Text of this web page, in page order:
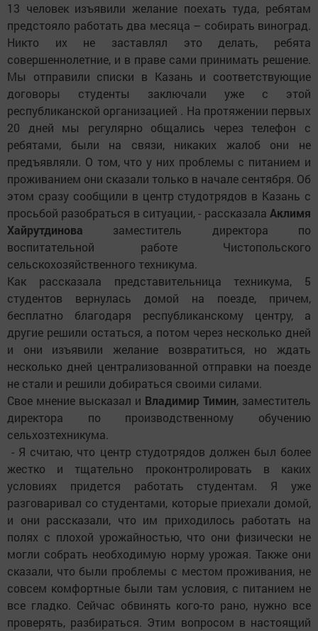
13 человек изъявили желание поехать туда, ребятам
предстояло работать два месяца – собирать виноград.
Никто их не заставлял это делать, ребята
совершеннолетние, и в праве сами принимать решение.
Мы отправили списки в Казань и соответствующие
договоры студенты заключали уже с этой
республиканской организацией . На протяжении первых
20 дней мы регулярно общались через телефон с
ребятами, были на связи, никаких жалоб они не
предъявляли. О том, что у них проблемы с питанием и
проживанием они сказали только в начале сентября. Об
этом сразу сообщили в центр студотрядов в Казань с
просьбой разобраться в ситуации, - рассказала Аклимя
Хайрутдинова заместитель директора по
воспитательной работе Чистопольского
сельскохозяйственного техникума.
Как рассказала представительница техникума, 5
студентов вернулась домой на поезде, причем,
бесплатно благодаря республиканскому центру, а
другие решили остаться, а потом через несколько дней
и они изъявили желание возвратиться, но ждать
несколько дней централизованной отправки на поезде
не стали и решили добираться своими силами.
Свое мнение высказал и Владимир Тимин, заместитель
директора по производственному обучению
сельхозтехникума.
- Я считаю, что центр студотрядов должен был более
жестко и тщательно проконтролировать в каких
условиях придется работать студентам. Я уже
разговаривал со студентами, которые приехали домой,
и они рассказали, что им приходилось работать на
полях с плохой урожайностью, что они физически не
могли собрать необходимую норму урожая. Также они
сказали, что были проблемы с местом проживания, не
совсем комфортные были там условия, с питанием не
все гладко. Сейчас обвинять кого-то рано, нужно все
проверять, разбираться. Этим вопросом в настоящий